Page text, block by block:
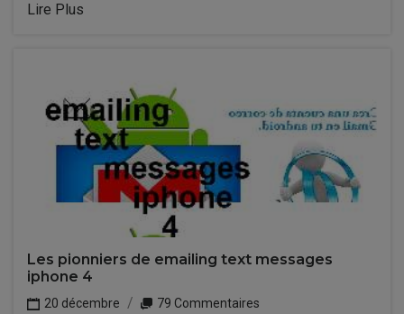
Lire Plus
Les pionniers de emailing text messages
iphone 4
20 décembre
79 Commentaires